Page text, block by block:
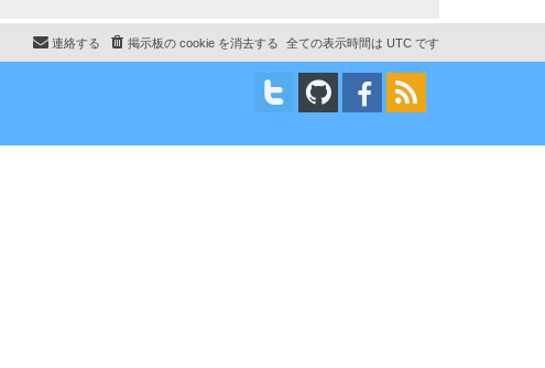
全ての表示時間は UTC です
掲示板の cookie を消去する
連絡する